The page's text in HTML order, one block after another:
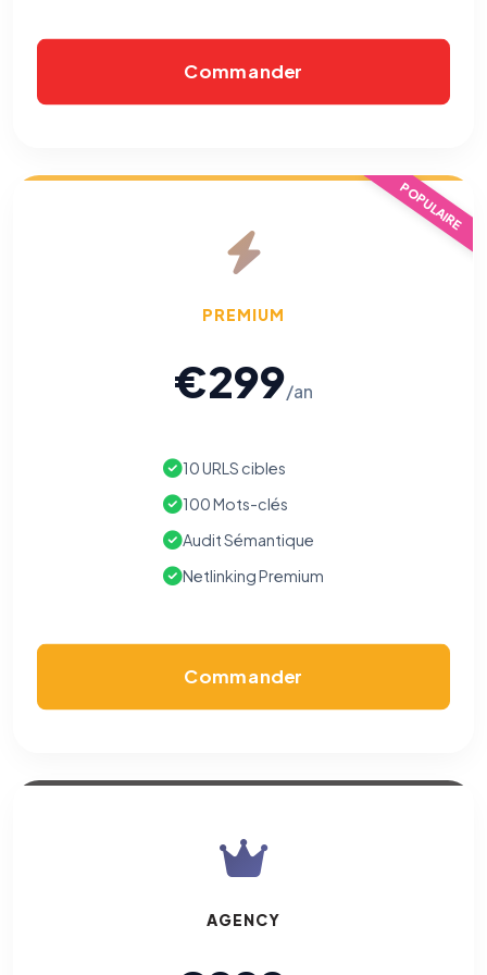
Commander
POPULAIRE
PREMIUM
€299/an
10 URLS cibles
100 Mots-clés
Audit Sémantique
Netlinking Premium
Commander
AGENCY